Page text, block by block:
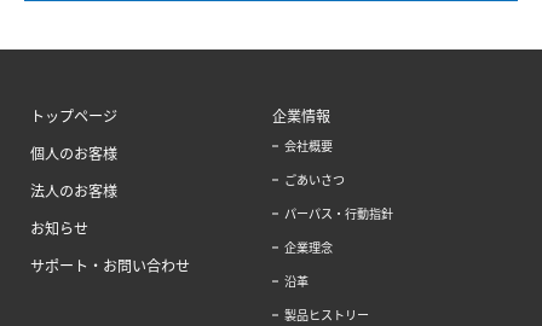
トップページ
個人のお客様
法人のお客様
お知らせ
サポート・お問い合わせ
企業情報
会社概要
ごあいさつ
パーパス・行動指針
企業理念
沿革
製品ヒストリー